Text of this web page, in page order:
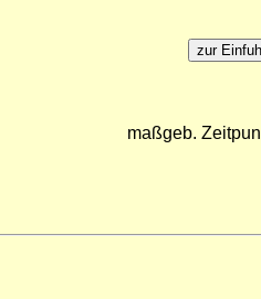
maßgeb.